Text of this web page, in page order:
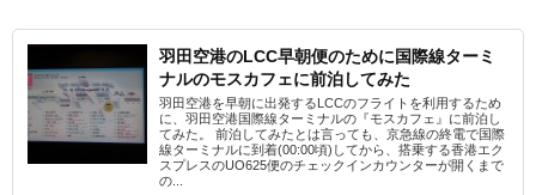
羽田空港のLCC早朝便のために国際線ターミ
ナルのモスカフェに前泊してみた
羽田空港を早朝に出発するLCCのフライトを利用するため
に、羽田空港国際線ターミナルの『モスカフェ』に前泊し
てみた。 前泊してみたとは言っても、京急線の終電で国際
線ターミナルに到着(00:00頃)してから、搭乗する香港エク
スプレスのUO625便のチェックインカウンターが開くまで
の...